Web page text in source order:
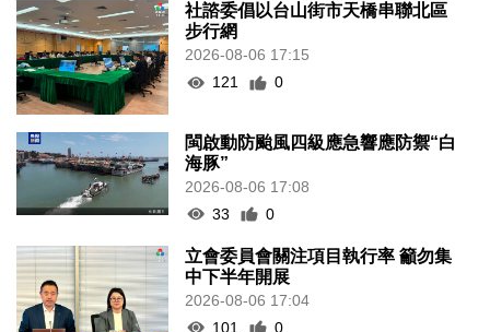
社諮委倡以台山街市天橋串聯北區
步行網
2026-08-06 17:15
121
0
閩啟動防颱風四級應急響應防禦“白
海豚”
2026-08-06 17:08
33
0
立會委員會關注項目執行率 籲勿集
中下半年開展
2026-08-06 17:04
101
0